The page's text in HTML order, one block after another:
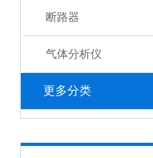
断路器
气体分析仪
更多分类